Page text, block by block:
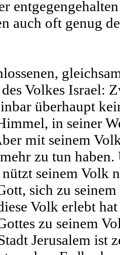
auch oft genug
Volkes Israel:
überhaupt
in seiner
mit seinem
zu tun
seinem Volk
sich zu
Volk erlebt
zu seinem
Jerusalem ist